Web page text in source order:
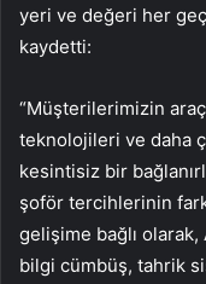
yeri ve değeri her
kaydetti:
“Müşterilerimizin
teknolojileri ve daha
kesintisiz bir
şoför tercihlerinin
gelişime bağlı
bilgi cümbüş, tahrik